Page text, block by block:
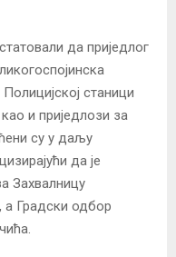
да приједлог
станици
и приједлози за
су у даљу
да је
Захвалницу
Градски одбор